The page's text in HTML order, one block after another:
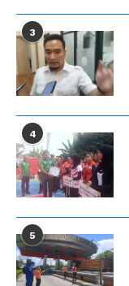
3
4
5